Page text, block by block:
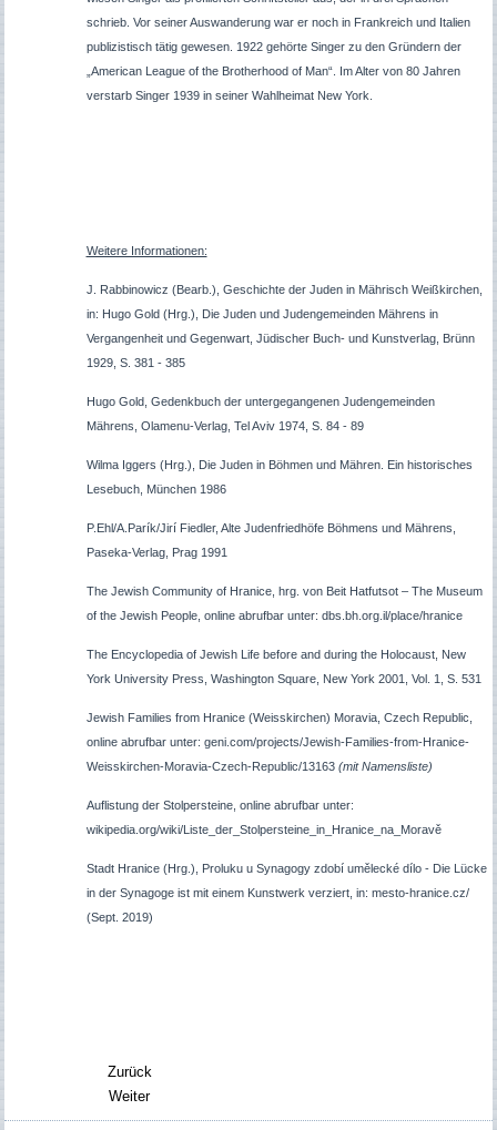
schrieb. Vor seiner Auswanderung war er noch in Frankreich und Italien
publizistisch tätig gewesen. 1922 gehörte Singer zu den Gründern der
„American League of the Brotherhood of Man“. Im Alter von 80 Jahren
verstarb Singer 1939 in seiner Wahlheimat New York.
Weitere Informationen:
J. Rabbinowicz (Bearb.), Geschichte der Juden in Mährisch Weißkirchen,
in: Hugo Gold (Hrg.), Die Juden und Judengemeinden Mährens in
Vergangenheit und Gegenwart, Jüdischer Buch- und Kunstverlag, Brünn
1929, S. 381 - 385
Hugo Gold, Gedenkbuch der untergegangenen Judengemeinden
Mährens, Olamenu-Verlag, Tel Aviv 1974, S. 84 - 89
Wilma Iggers (Hrg.), Die Juden in Böhmen und Mähren. Ein historisches
Lesebuch, München 1986
P.Ehl/A.Parík/Jirí Fiedler, Alte Judenfriedhöfe Böhmens und Mährens,
Paseka-Verlag, Prag 1991
The Jewish Community of Hranice, hrg. von Beit Hatfutsot – The Museum
of the Jewish People, online abrufbar unter: dbs.bh.org.il/place/hranice
The Encyclopedia of Jewish Life before and during the Holocaust, New
York University Press, Washington Square, New York 2001, Vol. 1, S. 531
Jewish Families from Hranice (Weisskirchen) Moravia, Czech Republic,
online abrufbar unter: geni.com/projects/Jewish-Families-from-Hranice-
Weisskirchen-Moravia-Czech-Republic/13163 (mit Namensliste)
Auflistung der Stolpersteine, online abrufbar unter:
wikipedia.org/wiki/Liste_der_Stolpersteine_in_Hranice_na_Moravě
Stadt Hranice (Hrg.), Proluku u Synagogy zdobí umělecké dílo - Die Lücke
in der Synagoge ist mit einem Kunstwerk verziert, in: mesto-hranice.cz/
(Sept. 2019)
Zurück
Weiter